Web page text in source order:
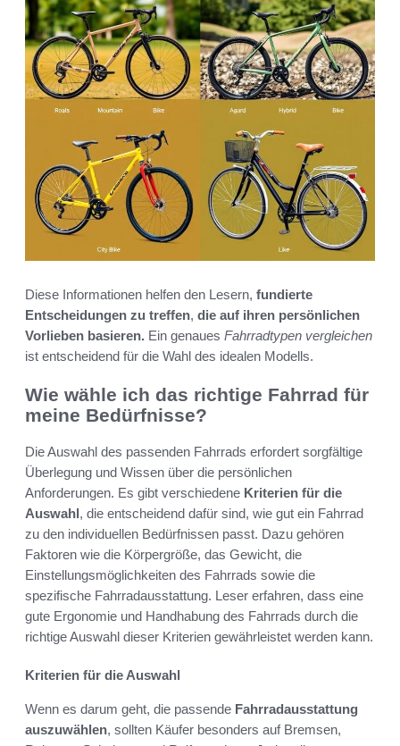
Diese Informationen helfen den Lesern, fundierte
Entscheidungen zu treffen, die auf ihren persönlichen
Vorlieben basieren. Ein genaues Fahrradtypen vergleichen
ist entscheidend für die Wahl des idealen Modells.
Wie wähle ich das richtige Fahrrad für
meine Bedürfnisse?
Die Auswahl des passenden Fahrrads erfordert sorgfältige
Überlegung und Wissen über die persönlichen
Anforderungen. Es gibt verschiedene Kriterien für die
Auswahl, die entscheidend dafür sind, wie gut ein Fahrrad
zu den individuellen Bedürfnissen passt. Dazu gehören
Faktoren wie die Körpergröße, das Gewicht, die
Einstellungsmöglichkeiten des Fahrrads sowie die
spezifische Fahrradausstattung. Leser erfahren, dass eine
gute Ergonomie und Handhabung des Fahrrads durch die
richtige Auswahl dieser Kriterien gewährleistet werden kann.
Kriterien für die Auswahl
Wenn es darum geht, die passende Fahrradausstattung
auszuwählen, sollten Käufer besonders auf Bremsen,